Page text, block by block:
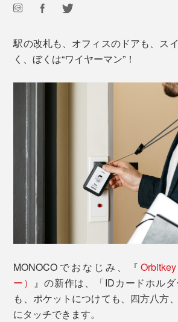
駅の改札も、オフィスのドアも、ス
く、ぼくは“ワイヤーマン”！
MONOCOでおなじみ、『
ー） 』の新作は、「IDカードホル
も、ポケットにつけても、四方八方
にタッチできます。